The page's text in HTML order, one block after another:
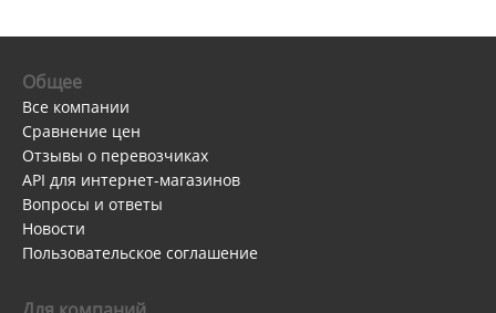
Общее
Все компании
Сравнение цен
Отзывы о перевозчиках
API для интернет-магазинов
Вопросы и ответы
Новости
Пользовательское соглашение